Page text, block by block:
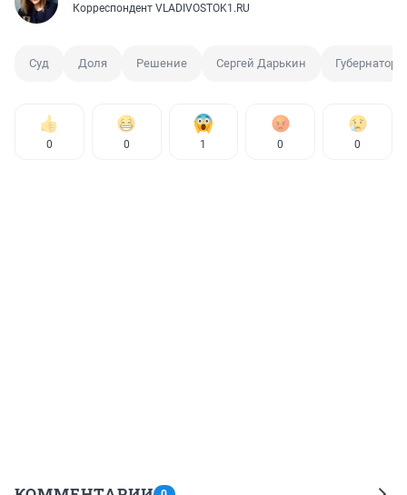
Корреспондент VLADIVOSTOK1.RU
Суд Доля Решение Сергей Дарькин Губернатор
0 0 1 0 0